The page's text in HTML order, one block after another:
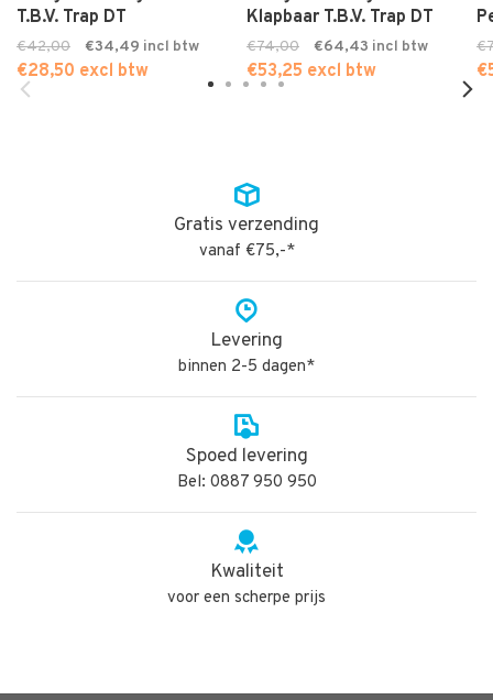
T.B.V. Trap DT
€42,00 €34,49
€28,50 excl btw
Klapbaar T.B.V. Trap DT
€74,00 €64,43
€53,25 excl btw
Gratis verzending
vanaf €75,-*
Levering
binnen 2-5 dagen*
Spoed levering
Bel: 0887 950 950
Kwaliteit
voor een scherpe prijs